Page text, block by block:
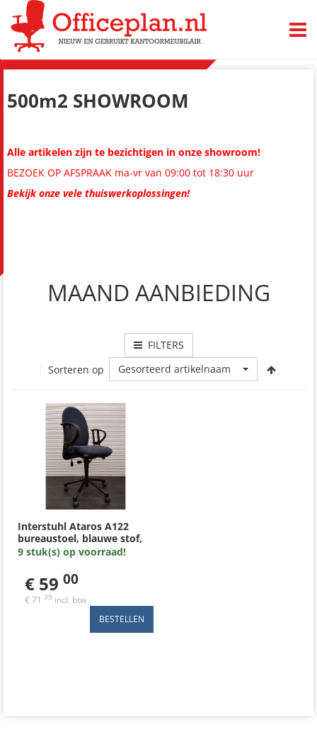
500m2 SHOWROOM
Alle artikelen zijn te bezichtigen in onze showroom!
BEZOEK OP AFSPRAAK ma-vr van 09:00 tot 18:30 uur
Bekijk onze vele thuiswerkoplossingen!
MAAND AANBIEDING
FILTERS
Sorteren op
Gesorteerd artikelnaam
Interstuhl Ataros A122
bureaustoel, blauwe stof,
zwart kunststof
voetenkruis, kunststof
armleggers
9 stuk(s) op voorraad!
€ 59 00
€ 71 39 incl. btw